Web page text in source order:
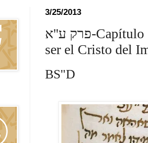
3/25/2013
פרק ע''א-Capítulo 71: Yeshu rechazo ser Mashiaj, pero acepto
ser el Cristo del
BS"D